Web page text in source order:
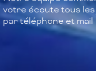
votre écoute tous les
par téléphone et mail